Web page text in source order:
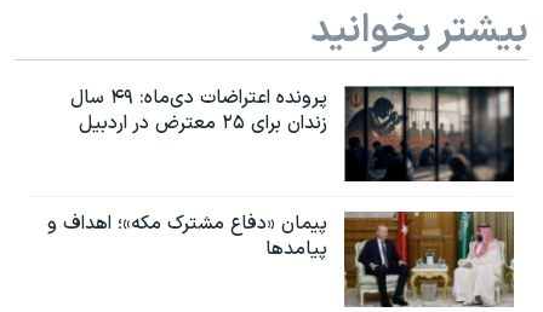
بیشتر بخوانید
پرونده اعتراضات دی‌ماه: ۴۹ سال
زندان برای ۲۵ معترض در اردبیل
پیمان «دفاع مشترک مکه»؛ اهداف و
پیامدها